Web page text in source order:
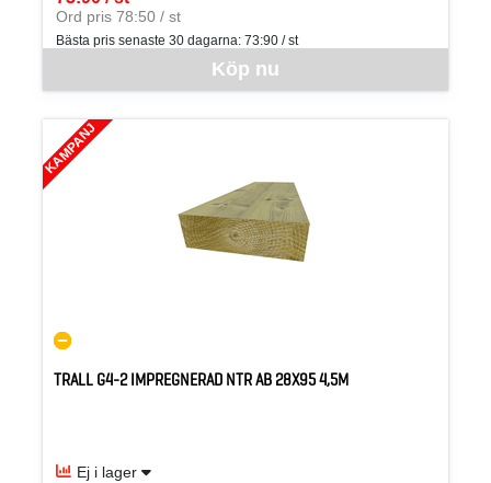
Köp nu
SEK per ST
Ord pris 78:50 / st
Bästa pris senaste 30 dagarna: 73:90 / st
KAMPANJ
TRALL G4-2 IMPREGNERAD NTR AB 28X95 4,5M
Ej i lager